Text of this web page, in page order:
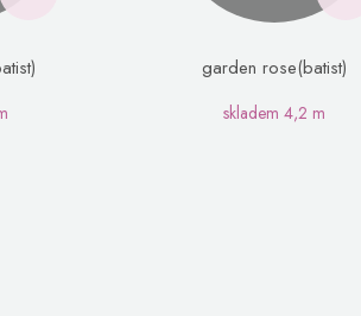
garden rose(batist)
skladem4,2 m